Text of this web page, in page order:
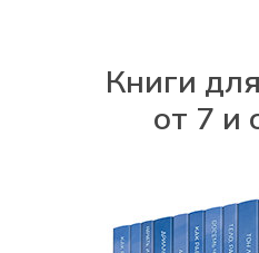
Книги
от 7 и